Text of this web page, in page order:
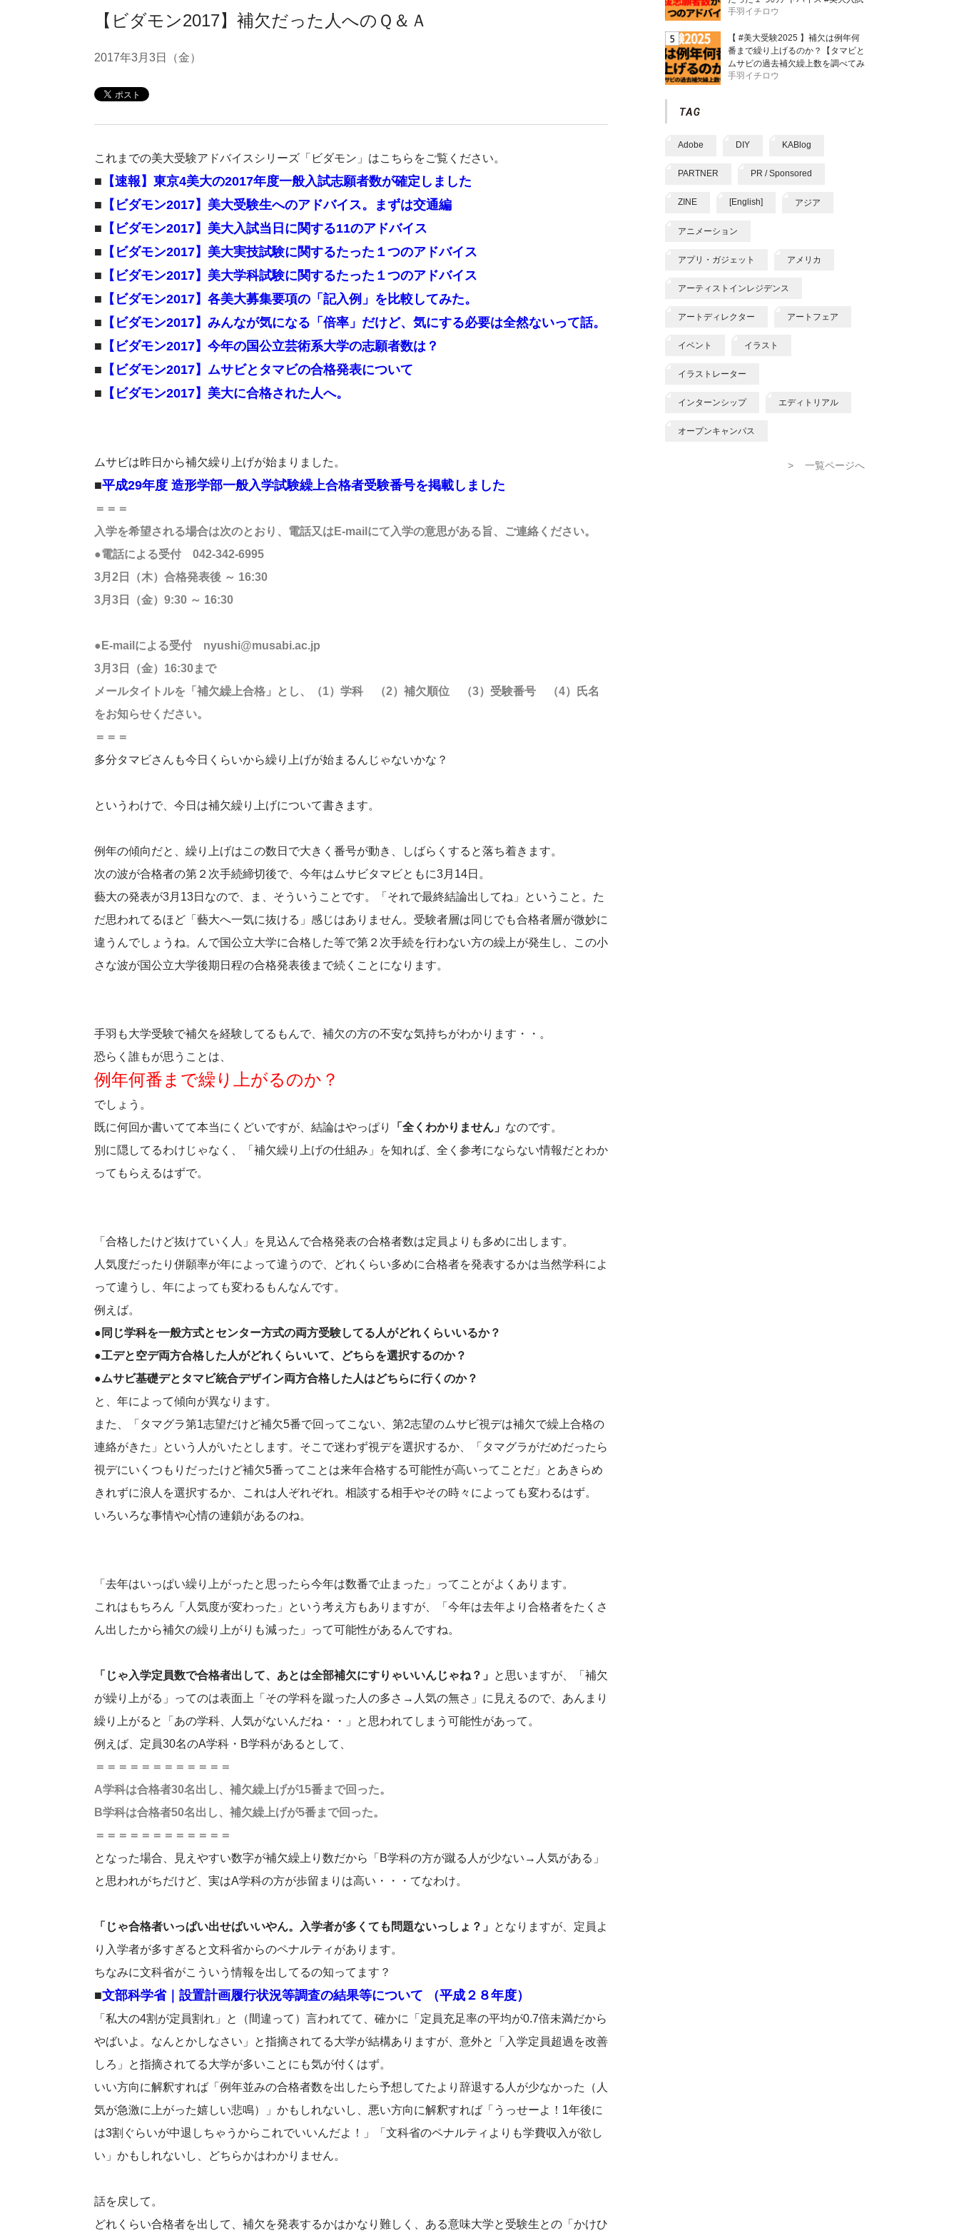
【ビダモン2017】補欠だった人へのＱ＆Ａ
2017年3月3日（金）
これまでの美大受験アドバイスシリーズ「ビダモン」はこちらをご覧ください。
■ 【速報】東京4美大の2017年度一般入試志願者数が確定しました
■ 【ビダモン2017】美大受験生へのアドバイス。まずは交通編
■ 【ビダモン2017】美大入試当日に関する11のアドバイス
■ 【ビダモン2017】美大実技試験に関するたった１つのアドバイス
■ 【ビダモン2017】美大学科試験に関するたった１つのアドバイス
■ 【ビダモン2017】各美大募集要項の「記入例」を比較してみた。
■ 【ビダモン2017】みんなが気になる「倍率」だけど、気にする必要は全然ないって話。
■ 【ビダモン2017】今年の国公立芸術系大学の志願者数は？
■ 【ビダモン2017】ムサビとタマビの合格発表について
■ 【ビダモン2017】美大に合格された人へ。
ムサビは昨日から補欠繰り上げが始まりました。
■平成29年度 造形学部一般入学試験繰上合格者受験番号を掲載しました
＝＝＝
入学を希望される場合は次のとおり、電話又はE-mailにて入学の意思がある旨、ご連絡ください。
●電話による受付 042-342-6995
3月2日（木）合格発表後 ～ 16:30
3月3日（金）9:30 ～ 16:30
●E-mailによる受付 nyushi@musabi.ac.jp
3月3日（金）16:30まで
メールタイトルを「補欠繰上合格」とし、（1）学科 （2）補欠順位 （3）受験番号 （4）氏名
をお知らせください。
＝＝＝
多分タマビさんも今日くらいから繰り上げが始まるんじゃないかな？
というわけで、今日は補欠繰り上げについて書きます。
例年の傾向だと、繰り上げはこの数日で大きく番号が動き、しばらくすると落ち着きます。
次の波が合格者の第２次手続締切後で、今年はムサビタマビともに3月14日。
藝大の発表が3月13日なので、ま、そういうことです。「それで最終結論出してね」ということ。た
だ思われてるほど「藝大へ一気に抜ける」感じはありません。受験者層は同じでも合格者層が微妙に
違うんでしょうね。んで国公立大学に合格した等で第２次手続を行わない方の繰上が発生し、この小
さな波が国公立大学後期日程の合格発表後まで続くことになります。
手羽も大学受験で補欠を経験してるもんで、補欠の方の不安な気持ちがわかります・・。
恐らく誰もが思うことは、
例年何番まで繰り上がるのか？
でしょう。
既に何回か書いてて本当にくどいですが、結論はやっぱり
「全くわかりません」 なのです。
別に隠してるわけじゃなく、「補欠繰り上げの仕組み」を知れば、全く参考にならない情報だとわか
ってもらえるはずで。
「合格したけど抜けていく人」を見込んで合格発表の合格者数は定員よりも多めに出します。
人気度だったり併願率が年によって違うので、どれくらい多めに合格者を発表するかは当然学科によ
って違うし、年によっても変わるもんなんです。
例えば。
●同じ学科を一般方式とセンター方式の両方受験してる人がどれくらいいるか？
●工デと空デ両方合格した人がどれくらいいて、どちらを選択するのか？
●ムサビ基礎デとタマビ統合デザイン両方合格した人はどちらに行くのか？
と、年によって傾向が異なります。
また、「タマグラ第1志望だけど補欠5番で回ってこない、第2志望のムサビ視デは補欠で繰上合格の
連絡がきた」という人がいたとします。そこで迷わず視デを選択するか、「タマグラがだめだったら
視デにいくつもりだったけど補欠5番ってことは来年合格する可能性が高いってことだ」とあきらめ
きれずに浪人を選択するか、これは人ぞれぞれ。相談する相手やその時々によっても変わるはず。
いろいろな事情や心情の連鎖があるのね。
「去年はいっぱい繰り上がったと思ったら今年は数番で止まった」ってことがよくあります。
これはもちろん「人気度が変わった」という考え方もありますが、「今年は去年より合格者をたくさ
ん出したから補欠の繰り上がりも減った」って可能性があるんですね。
「じゃ入学定員数で合格者出して、あとは全部補欠にすりゃいいんじゃね？」 と思いますが、「補欠
が繰り上がる」ってのは表面上「その学科を蹴った人の多さ→人気の無さ」に見えるので、あんまり
繰り上がると「あの学科、人気がないんだね・・」と思われてしまう可能性があって。
例えば、定員30名のA学科・B学科があるとして、
＝＝＝＝＝＝＝＝＝＝＝＝
A学科は合格者30名出し、補欠繰上げが15番まで回った。
B学科は合格者50名出し、補欠繰上げが5番まで回った。
＝＝＝＝＝＝＝＝＝＝＝＝
となった場合、見えやすい数字が補欠繰上り数だから「B学科の方が蹴る人が少ない→人気がある」
と思われがちだけど、実はA学科の方が歩留まりは高い・・・てなわけ。
「じゃ合格者いっぱい出せばいいやん。入学者が多くても問題ないっしょ？」 となりますが、定員よ
り入学者が多すぎると文科省からのペナルティがあります。
ちなみに文科省がこういう情報を出してるの知ってます？
■文部科学省｜設置計画履行状況等調査の結果等について （平成２８年度）
「私大の4割が定員割れ」と（間違って）言われてて、確かに「定員充足率の平均が0.7倍未満だから
やばいよ。なんとかしなさい」と指摘されてる大学が結構ありますが、意外と「入学定員超過を改善
しろ」と指摘されてる大学が多いことにも気が付くはず。
いい方向に解釈すれば「例年並みの合格者数を出したら予想してたより辞退する人が少なかった（人
気が急激に上がった嬉しい悲鳴）」かもしれないし、悪い方向に解釈すれば「うっせーよ！1年後に
は3割ぐらいが中退しちゃうからこれでいいんだよ！」「文科省のペナルティよりも学費収入が欲し
い」かもしれないし、どちらかはわかりません。
話を戻して。
どれくらい合格者を出して、補欠を発表するかはかなり難しく、ある意味大学と受験生との「かけひ
手羽イチロウ
【 #美大受験2025 】補欠は例年何
番まで繰り上げるのか？【タマビと
ムサビの過去補欠繰上数を調べてみ
た】
手羽イチロウ
Adobe DIY KABlog
PARTNER PR / Sponsored
ZINE [English] アジア
アニメーション
アプリ・ガジェット アメリカ
アーティストインレジデンス
アートディレクター アートフェア
イベント イラスト
イラストレーター
インターンシップ エディトリアル
オープンキャンパス
> 一覧ページへ